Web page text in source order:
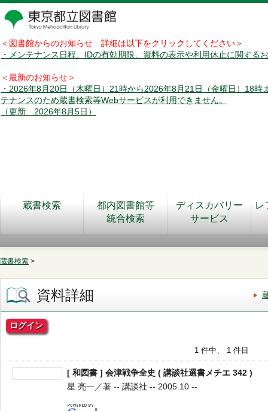
＜図書館からのお知らせ 詳細は以下をクリックしてください＞
・メンテナンス日程、IDの有効期限、資料の表示や利用休止に関する
＜最新のお知らせ＞
・2026年8月20日（木曜日）21時から2026年8月21日（金曜日）18時
テナンスのため蔵書検索等Webサービスが利用できません。
（更新 2026年8月5日）
蔵書検索
都内図書館等
統合検索
ディスカバリー
サービス
レ
蔵書検索 >
資料詳細
ログイン
1 件中、 1 件目
[ 和図書 ] 会津戦争全史 ( 講談社選書メチエ 342 )
星 亮一／著 -- 講談社 -- 2005.10 --